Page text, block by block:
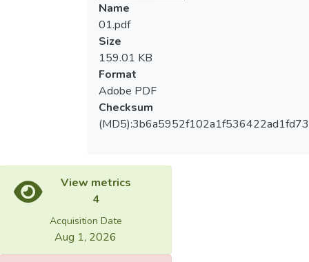
Name
01.pdf
Size
159.01 KB
Format
Adobe PDF
Checksum
View metrics
4
Acquisition Date
Aug 1, 2026